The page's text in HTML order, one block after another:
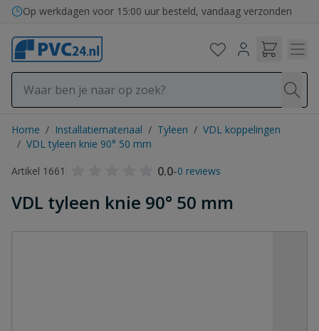
Ga naar de inhoud
Op werkdagen voor 15:00 uur besteld, vandaag verzonden
Home / Installatiemateriaal / Tyleen / VDL koppelingen
/ VDL tyleen knie 90° 50 mm
Artikel 1661
0.0-0 reviews
VDL tyleen knie 90° 50 mm